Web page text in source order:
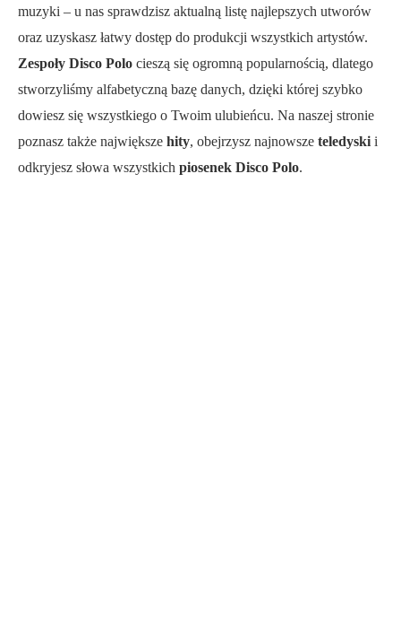
muzyki – u nas sprawdzisz aktualną listę najlepszych utworów
oraz uzyskasz łatwy dostęp do produkcji wszystkich artystów.
Zespoły Disco Polo cieszą się ogromną popularnością, dlatego
stworzyliśmy alfabetyczną bazę danych, dzięki której szybko
dowiesz się wszystkiego o Twoim ulubieńcu. Na naszej stronie
poznasz także największe hity, obejrzysz najnowsze teledyski i
odkryjesz słowa wszystkich piosenek Disco Polo.